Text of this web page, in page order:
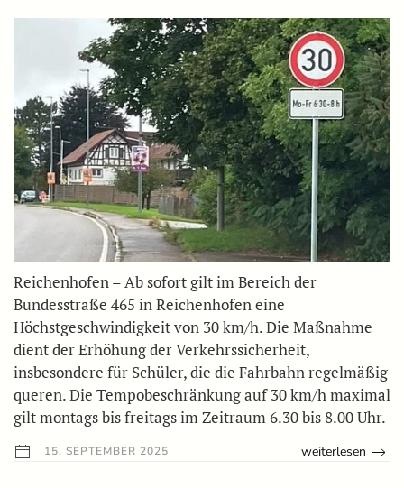
Reichenhofen – Ab sofort gilt im Bereich der
Bundesstraße 465 in Reichenhofen eine
Höchstgeschwindigkeit von 30 km/h. Die Maßnahme
dient der Erhöhung der Verkehrssicherheit,
insbesondere für Schüler, die die Fahrbahn regelmäßig
queren. Die Tempobeschränkung auf 30 km/h maximal
gilt montags bis freitags im Zeitraum 6.30 bis 8.00 Uhr.
15. SEPTEMBER 2025 weiterlesen